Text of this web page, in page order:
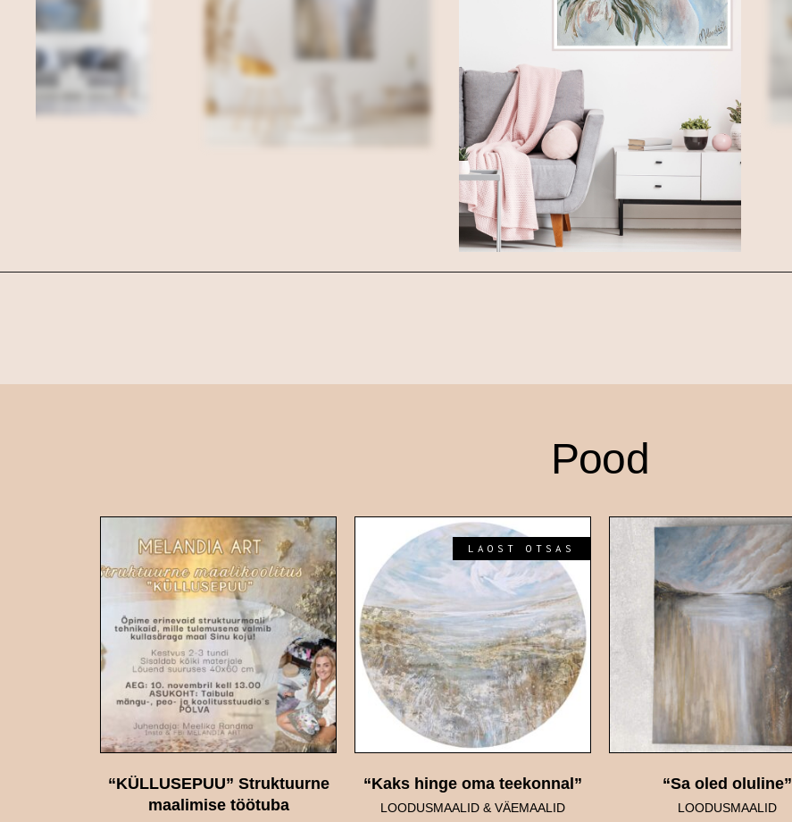
Pood
“KÜLLUSEPUU” Struktuurne
maalimise töötuba
LAOST OTSAS
“Kaks hinge oma teekonnal”
LOODUSMAALID & VÄEMAALID
“Sa oled oluline”
LOODUSMAALID